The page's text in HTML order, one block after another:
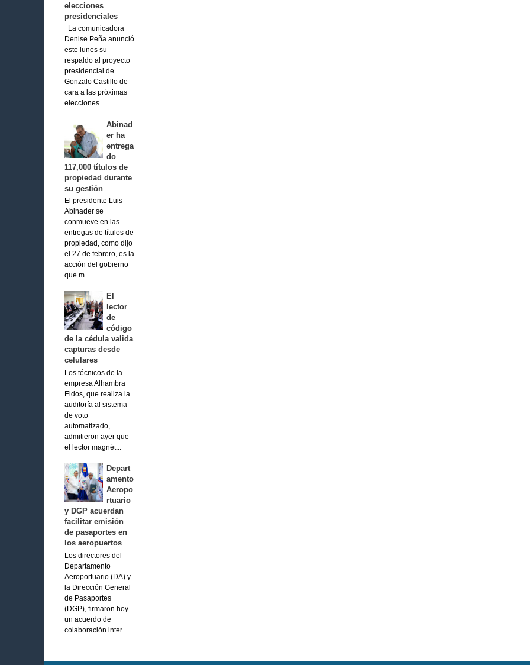
elecciones
presidenciales
La comunicadora
Denise Peña anunció
este lunes su
respaldo al proyecto
presidencial de
Gonzalo Castillo de
cara a las próximas
elecciones ...
Abinad
er ha
entrega
do
117,000 títulos de
propiedad durante
su gestión
El presidente Luis
Abinader se
conmueve en las
entregas de títulos de
propiedad, como dijo
el 27 de febrero, es la
acción del gobierno
que m...
El
lector
de
código
de la cédula valida
capturas desde
celulares
Los técnicos de la
empresa Alhambra
Eidos, que realiza la
auditoría al sistema
de voto
automatizado,
admitieron ayer que
el lector magnét...
Depart
amento
Aeropo
rtuario
y DGP acuerdan
facilitar emisión
de pasaportes en
los aeropuertos
Los directores del
Departamento
Aeroportuario (DA) y
la Dirección General
de Pasaportes
(DGP), firmaron hoy
un acuerdo de
colaboración inter...